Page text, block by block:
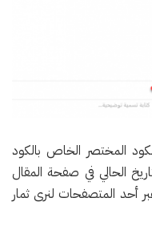
المختصر الخاص بالكود
الحالي في صفحة المقال
أحد المتصفحات لنرى ثمار